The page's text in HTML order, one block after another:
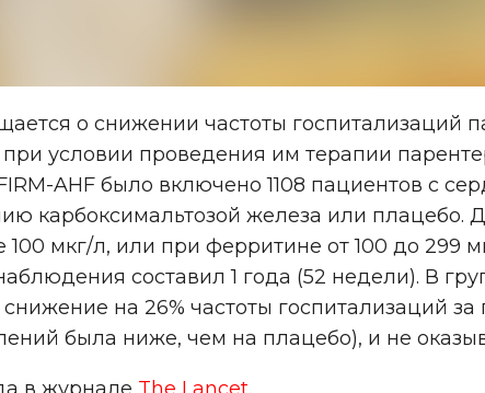
о снижении частоты госпитализаций
условии проведения им терапии
AHF было включено 1108 пациентов с
карбоксимальтозой железа или плацебо.
мкг/л, или при ферритине от 100 до 299
составил 1 года (52 недели). В
на 26% частоты госпитализаций
была ниже, чем на плацебо), и не